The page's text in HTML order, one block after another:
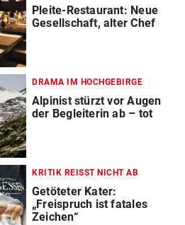
Pleite-Restaurant: Neue
Gesellschaft, alter Chef
DRAMA IM HOCHGEBIRGE
Alpinist stürzt vor Augen
der Begleiterin ab – tot
KRITIK REISST NICHT AB
Getöteter Kater:
„Freispruch ist fatales
Zeichen“